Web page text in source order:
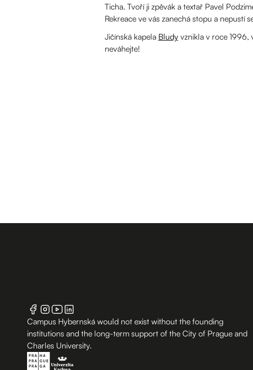
Ticha. Tvoří ji zpěvák a textař Pavel
Rekreace ve vás zanechá stopu a nepustí
Jičínská kapela Bludyvznikla v roce 1996,
neváhejte!
Campus Hybernská would not exist without the founding
institutions and the long-term support of the City of Prague and
Charles University.